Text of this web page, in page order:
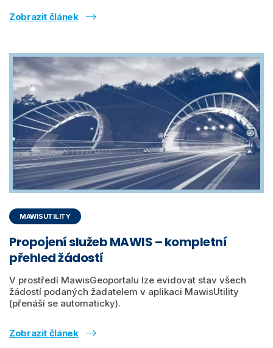
Zobrazit článek
MAWISUTILITY
Propojení služeb MAWIS – kompletní
přehled žádostí
V prostředí MawisGeoportalu lze evidovat stav všech
žádostí podaných žadatelem v aplikaci MawisUtility
(přenáší se automaticky).
Zobrazit článek